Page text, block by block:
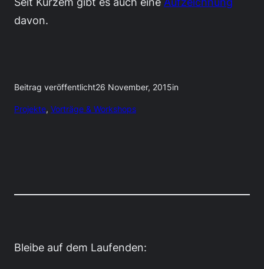
davon.
Beitrag veröffentlicht26 November, 2015in
Projekte, Vorträge & Workshops
Bleibe auf dem Laufenden: